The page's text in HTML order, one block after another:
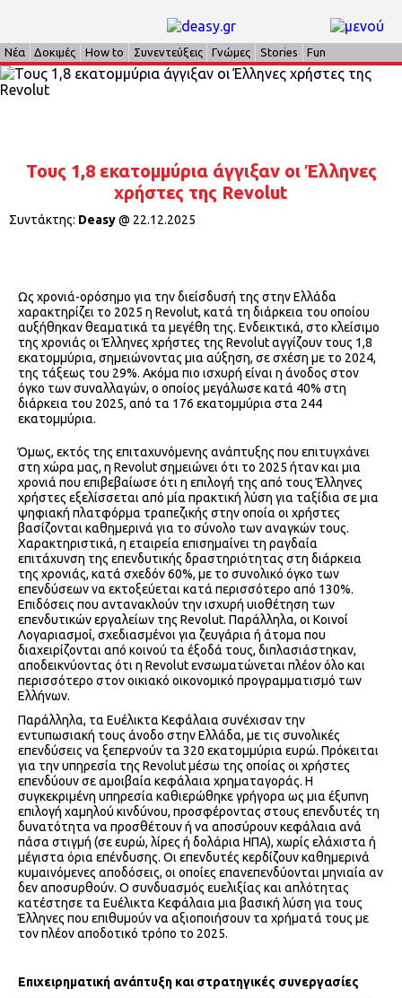
Νέα Δοκιμές How to Συνεντεύξεις Γνώμες Stories Fun
Τους 1,8 εκατομμύρια άγγιξαν οι Έλληνες
χρήστες της Revolut
Συντάκτης: Deasy@ 22.12.2025
Ως χρονιά-ορόσημο για την διείσδυσή της στην Ελλάδα
χαρακτηρίζει το 2025 η Revolut, κατά τη διάρκεια του οποίου
αυξήθηκαν θεαματικά τα μεγέθη της. Ενδεικτικά, στο κλείσιμο
της χρονιάς οι Έλληνες χρήστες της Revolut αγγίζουν τους 1,8
εκατομμύρια, σημειώνοντας μια αύξηση, σε σχέση με το 2024,
της τάξεως του 29%. Ακόμα πιο ισχυρή είναι η άνοδος στον
όγκο των συναλλαγών, ο οποίος μεγάλωσε κατά 40% στη
διάρκεια του 2025, από τα 176 εκατομμύρια στα 244
εκατομμύρια.
Όμως, εκτός της επιταχυνόμενης ανάπτυξης που επιτυγχάνει
στη χώρα μας, η Revolut σημειώνει ότι το 2025 ήταν και μια
χρονιά που επιβεβαίωσε ότι η επιλογή της από τους Έλληνες
χρήστες εξελίσσεται από μία πρακτική λύση για ταξίδια σε μια
ψηφιακή πλατφόρμα τραπεζικής στην οποία οι χρήστες
βασίζονται καθημερινά για το σύνολο των αναγκών τους.
Χαρακτηριστικά, η εταιρεία επισημαίνει τη ραγδαία
επιτάχυνση της επενδυτικής δραστηριότητας στη διάρκεια
της χρονιάς, κατά σχεδόν 60%, με το συνολικό όγκο των
επενδύσεων να εκτοξεύεται κατά περισσότερο από 130%.
Επιδόσεις που αντανακλούν την ισχυρή υιοθέτηση των
επενδυτικών εργαλείων της Revolut. Παράλληλα, οι Κοινοί
Λογαριασμοί, σχεδιασμένοι για ζευγάρια ή άτομα που
διαχειρίζονται από κοινού τα έξοδά τους, διπλασιάστηκαν,
αποδεικνύοντας ότι η Revolut ενσωματώνεται πλέον όλο και
περισσότερο στον οικιακό οικονομικό προγραμματισμό των
Ελλήνων.
Παράλληλα, τα Ευέλικτα Κεφάλαια συνέχισαν την
εντυπωσιακή τους άνοδο στην Ελλάδα, με τις συνολικές
επενδύσεις να ξεπερνούν τα 320 εκατομμύρια ευρώ. Πρόκειται
για την υπηρεσία της Revolut μέσω της οποίας οι χρήστες
επενδύουν σε αμοιβαία κεφάλαια χρηματαγοράς. Η
συγκεκριμένη υπηρεσία καθιερώθηκε γρήγορα ως μια έξυπνη
επιλογή χαμηλού κινδύνου, προσφέροντας στους επενδυτές τη
δυνατότητα να προσθέτουν ή να αποσύρουν κεφάλαια ανά
πάσα στιγμή (σε ευρώ, λίρες ή δολάρια ΗΠΑ), χωρίς ελάχιστα ή
μέγιστα όρια επένδυσης. Οι επενδυτές κερδίζουν καθημερινά
κυμαινόμενες αποδόσεις, οι οποίες επανεπενδύονται μηνιαία αν
δεν αποσυρθούν. Ο συνδυασμός ευελιξίας και απλότητας
κατέστησε τα Ευέλικτα Κεφάλαια μια βασική λύση για τους
Έλληνες που επιθυμούν να αξιοποιήσουν τα χρήματά τους με
τον πλέον αποδοτικό τρόπο το 2025.
Επιχειρηματική ανάπτυξη και στρατηγικές συνεργασίες